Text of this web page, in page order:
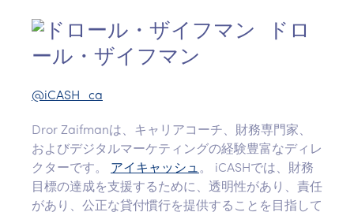
ドロ
ール・ザイフマン
@iCASH_ca
Dror Zaifmanは、キャリアコーチ、財務専門家、
およびデジタルマーケティングの経験豊富なディレ
クターです。 アイキャッシュ。 iCASHでは、財務
目標の達成を支援するために、透明性があり、責任
があり、公正な貸付慣行を提供することを目指して